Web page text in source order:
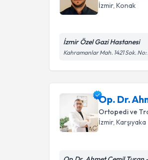
İzmir, Konak
İzmir Özel Gazi Hastanesi
Kahramanlar Mah. 1421 Sok. No:
Op. Dr.
Ortopedi ve
İzmir, Karşıyaka